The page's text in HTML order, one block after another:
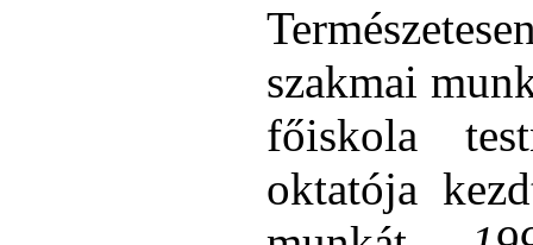
szakmai
főiskola
oktatója